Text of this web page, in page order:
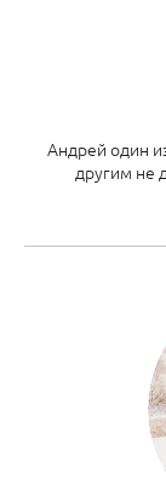
Андрей один
другим не